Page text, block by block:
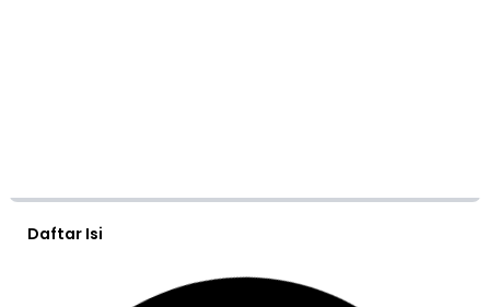
Daftar Isi